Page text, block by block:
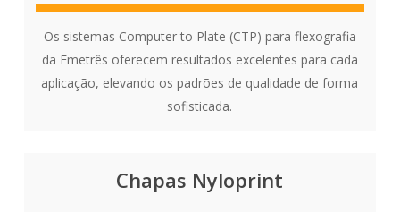
Os sistemas Computer to Plate (CTP) para flexografia
da Emetrês oferecem resultados excelentes para cada
aplicação, elevando os padrões de qualidade de forma
sofisticada.
Chapas Nyloprint